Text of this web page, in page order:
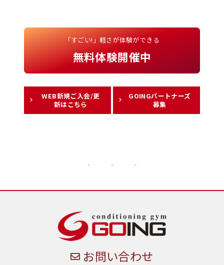
「すごい!」軽さが体験ができる
無料体験開催中
WEB新規ご入会/更
新はこちら
GOINGパートナーズ
募集
お問い合わせ